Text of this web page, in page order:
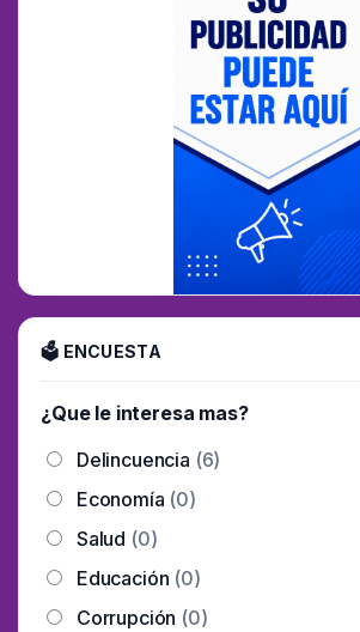
🗳 ENCUESTA
¿Que le interesa mas?
Delincuencia (6)
Economía (0)
Salud (0)
Educación (0)
Corrupción (0)